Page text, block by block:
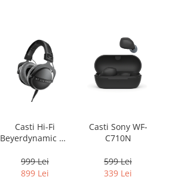
Casti Hi-Fi
Beyerdynamic DT
999 Lei
899 Lei
Casti Sony WF-
C710N
599 Lei
339 Lei